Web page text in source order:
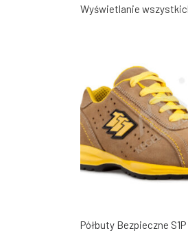
Wyświetlanie
Półbuty Bezpieczne S1P